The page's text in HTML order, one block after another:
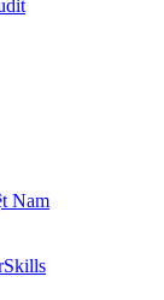
Nam